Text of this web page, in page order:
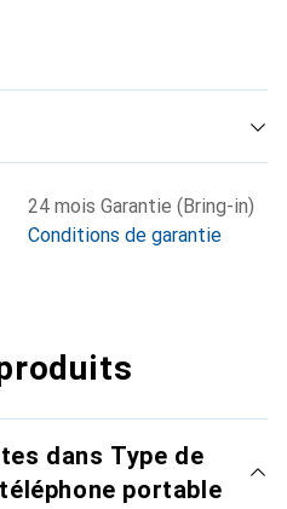
24 mois Garantie (Bring-in)
Conditions de garantie
dans Type de
portable